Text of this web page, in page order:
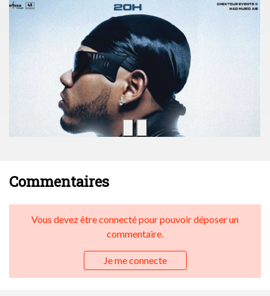
Commentaires
Vous devez être connecté pour pouvoir déposer un
commentaire.
Je me connecte